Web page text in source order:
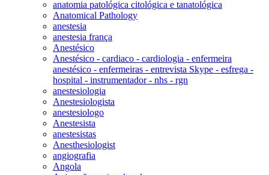
anatomia patológica citológica e tanatológica
Anatomical Pathology
anestesia
anestesia frança
Anestésico
Anestésico - cardiaco - cardiologia - enfermeira
anestésico - enfermeiras - entrevista Skype - esfrega -
hospital - instrumentador - nhs - rgn
anestesiologia
Anestesiologista
anestesiologo
Anestesista
anestesistas
Anesthesiologist
angiografia
Angola